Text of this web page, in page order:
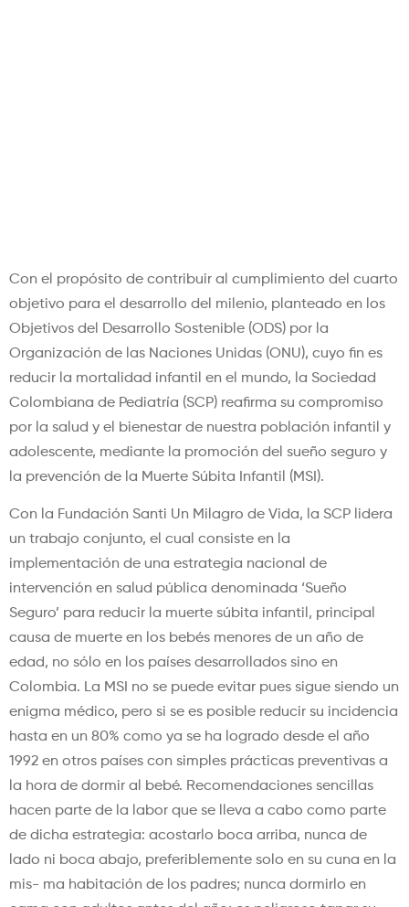
Con el propósito de contribuir al cumplimiento del cuarto
objetivo para el desarrollo del milenio, planteado en los
Objetivos del Desarrollo Sostenible (ODS) por la
Organización de las Naciones Unidas (ONU), cuyo fin es
reducir la mortalidad infantil en el mundo, la Sociedad
Colombiana de Pediatría (SCP) reafirma su compromiso
por la salud y el bienestar de nuestra población infantil y
adolescente, mediante la promoción del sueño seguro y
la prevención de la Muerte Súbita Infantil (MSI).
Con la Fundación Santi Un Milagro de Vida, la SCP lidera
un trabajo conjunto, el cual consiste en la
implementación de una estrategia nacional de
intervención en salud pública denominada ‘Sueño
Seguro’ para reducir la muerte súbita infantil, principal
causa de muerte en los bebés menores de un año de
edad, no sólo en los países desarrollados sino en
Colombia. La MSI no se puede evitar pues sigue siendo un
enigma médico, pero si se es posible reducir su incidencia
hasta en un 80% como ya se ha logrado desde el año
1992 en otros países con simples prácticas preventivas a
la hora de dormir al bebé. Recomendaciones sencillas
hacen parte de la labor que se lleva a cabo como parte
de dicha estrategia: acostarlo boca arriba, nunca de
lado ni boca abajo, preferiblemente solo en su cuna en la
mis- ma habitación de los padres; nunca dormirlo en